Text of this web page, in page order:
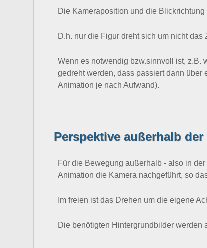
Die Kameraposition und die
D.h. nur die Figur dreht sich um nicht das
Wenn es notwendig bzw.sinnvoll ist, z.B.
gedreht werden, dass passiert dann
Animation je nach Aufwand).
Perspektive außerhalb der
Für die Bewegung außerhalb - also in
Animation die Kamera nachgeführt, so
Im freien ist das Drehen um die eigene
Die benötigten Hintergrundbilder werden